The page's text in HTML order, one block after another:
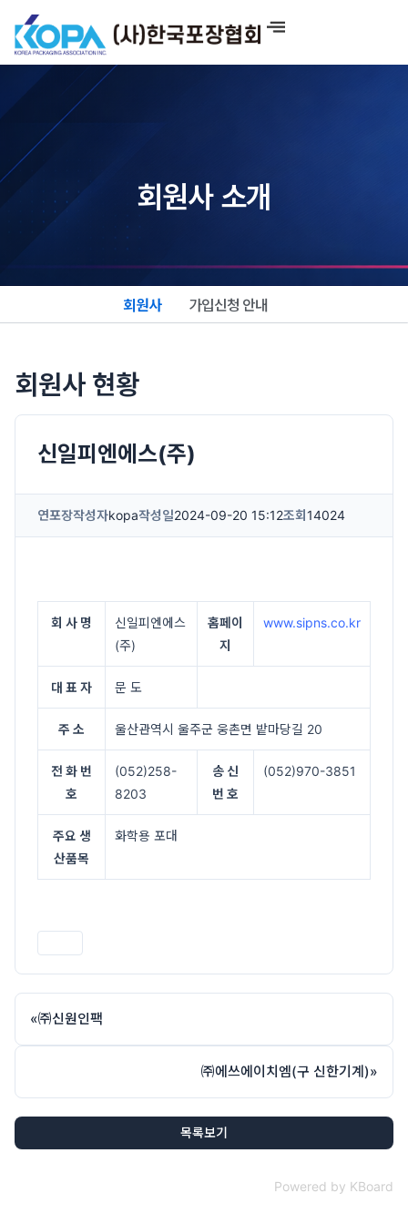
너
회원사 소개
회원사 가입신청 안내
회원사 현황
신일피엔에스(주)
연포장작성자kopa작성일2024-09-20 15:12조회 14024
회 사 명
신일피엔에스
(주)
홈페이
지
www.sipns.co.kr
대 표 자 문 도
주 소 울산관역시 울주군 웅촌면 밭마당길 20
전 화 번
호
(052)258-
8203
송 신
번 호
(052)970-3851
주요 생
산품목
화학용 포대
«㈜신원인팩
㈜에쓰에이치엠(구 신한기계)»
목록보기
Powered by KBoard